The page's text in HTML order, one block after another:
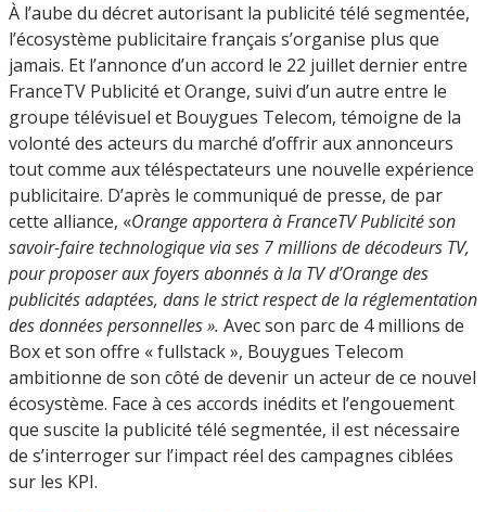
À l’aube du décret autorisant la publicité télé segmentée,
l’écosystème publicitaire français s’organise plus que
jamais. Et l’annonce d’un accord le 22 juillet dernier entre
FranceTV Publicité et Orange, suivi d’un autre entre le
groupe télévisuel et Bouygues Telecom, témoigne de la
volonté des acteurs du marché d’offrir aux annonceurs
tout comme aux téléspectateurs une nouvelle expérience
publicitaire. D’après le communiqué de presse, de par
cette alliance, «Orange apportera à FranceTV Publicité son
savoir-faire technologique via ses 7 millions de décodeurs TV,
pour proposer aux foyers abonnés à la TV d’Orange des
publicités adaptées, dans le strict respect de la réglementation
des données personnelles ». Avec son parc de 4 millions de
Box et son offre « fullstack », Bouygues Telecom
ambitionne de son côté de devenir un acteur de ce nouvel
écosystème. Face à ces accords inédits et l’engouement
que suscite la publicité télé segmentée, il est nécessaire
de s’interroger sur l’impact réel des campagnes ciblées
sur les KPI.